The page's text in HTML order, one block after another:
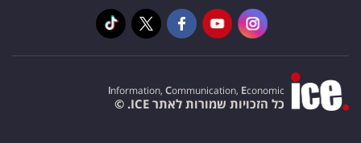
Information, Communication, Economic
כל הזכויות שמורות לאתר ICE. ©